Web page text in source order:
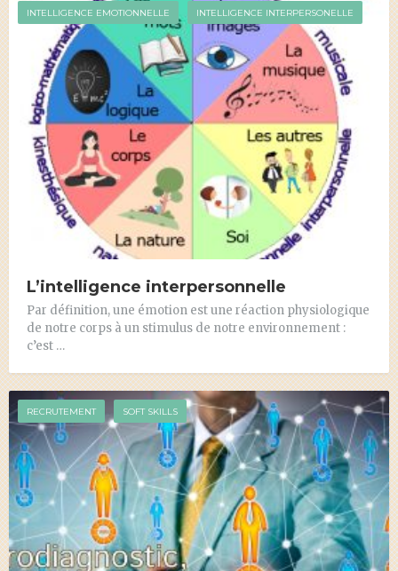
INTELLIGENCE EMOTIONNELLE INTELLIGENCE INTERPERSONELLE
L’intelligence interpersonnelle
Par définition, une émotion est une réaction physiologique
de notre corps à un stimulus de notre environnement :
c’est …
RECRUTEMENT SOFT SKILLS